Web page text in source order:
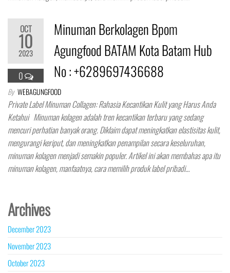
OCT
10
2023
0
Minuman Berkolagen Bpom
Agungfood BATAM Kota Batam Hub
No : +6289697436688
By WEBAGUNGFOOD
Private Label Minuman Collagen: Rahasia Kecantikan Kulit yang Harus Anda
Ketahui Minuman kolagen adalah tren kecantikan terbaru yang sedang
mencuri perhatian banyak orang. Diklaim dapat meningkatkan elastisitas kulit,
mengurangi keriput, dan meningkatkan penampilan secara keseluruhan,
minuman kolagen menjadi semakin populer. Artikel ini akan membahas apa itu
minuman kolagen, manfaatnya, cara memilih produk label pribadi…
Archives
December 2023
November 2023
October 2023